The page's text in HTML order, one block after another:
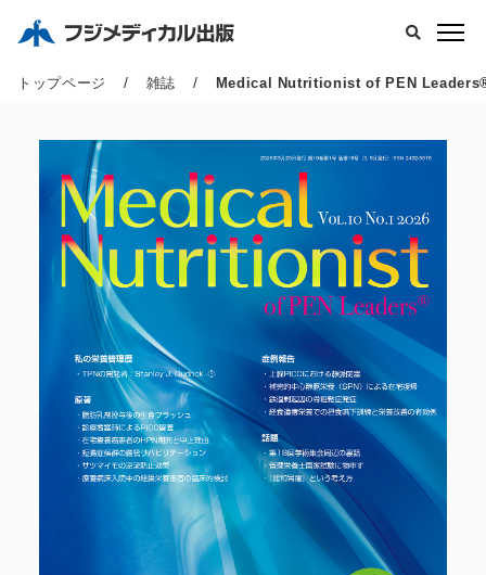
トップページ / 雑誌 / Medical Nutritionist of PEN